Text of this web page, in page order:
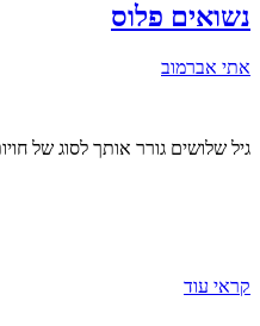
נשואים פלוס
אתי אברמוב
גיל שלושים גורר אותך לסוג של
קראי עוד